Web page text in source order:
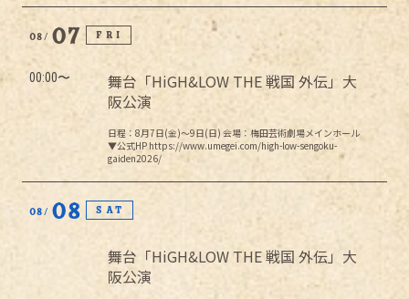
08 07 FRI
00:00
舞台「HiGH&LOW THE 戦国 外伝」大
阪公演
日程：8月7日(金)～9日(日) 会場：梅田芸術劇場メインホール
▼公式HP https://www.umegei.com/high-low-sengoku-
gaiden2026/
08 08 SAT
舞台「HiGH&LOW THE 戦国 外伝」大
阪公演